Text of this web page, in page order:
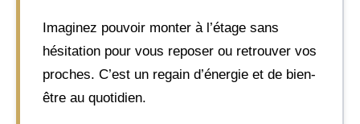
Imaginez pouvoir monter à l’étage sans
hésitation pour vous reposer ou retrouver vos
proches. C’est un regain d’énergie et de bien-
être au quotidien.